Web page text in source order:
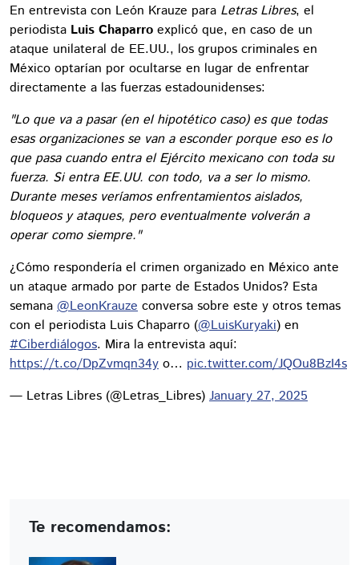
En entrevista con León Krauze para Letras Libres, el
periodista Luis Chaparro explicó que, en caso de un
ataque unilateral de EE.UU., los grupos criminales en
México optarían por ocultarse en lugar de enfrentar
directamente a las fuerzas estadounidenses:
"Lo que va a pasar (en el hipotético caso) es que todas
esas organizaciones se van a esconder porque eso es lo
que pasa cuando entra el Ejército mexicano con toda su
fuerza. Si entra EE.UU. con todo, va a ser lo mismo.
Durante meses veríamos enfrentamientos aislados,
bloqueos y ataques, pero eventualmente volverán a
operar como siempre."
¿Cómo respondería el crimen organizado en México ante
un ataque armado por parte de Estados Unidos? Esta
semana @LeonKrauze conversa sobre este y otros temas
con el periodista Luis Chaparro (@LuisKuryaki) en
#Ciberdiálogos. Mira la entrevista aquí:
https://t.co/DpZvmqn34y o… pic.twitter.com/JQOu8BzI4s
— Letras Libres (@Letras_Libres) January 27, 2025
Te recomendamos: